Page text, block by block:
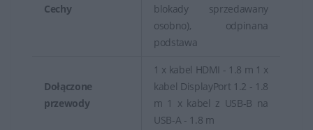
Cechy
blokady sprzedawany
osobno), odpinana
podstawa
Dołączone
przewody
1 x kabel HDMI - 1.8 m 1 x
kabel DisplayPort 1.2 - 1.8
m 1 x kabel z USB-B na
USB-A - 1.8 m